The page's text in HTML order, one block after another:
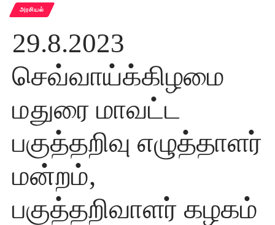
அரசியல்
29.8.2023
செவ்வாய்க்கிழமை
மதுரை மாவட்ட
பகுத்தறிவு எழுத்தாளர்
மன்றம்,
பகுத்தறிவாளர் கழகம்